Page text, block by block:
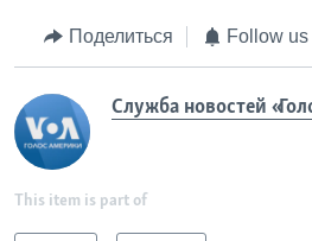
Поделиться Follow us
Служба новостей
This item is part of